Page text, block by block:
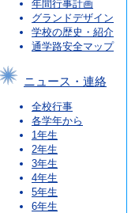
年間行事計画
グランドデザイン
学校の歴史・紹介
通学路安全マップ
ニュース・連絡
全校行事
各学年から
1年生
2年生
3年生
4年生
5年生
6年生